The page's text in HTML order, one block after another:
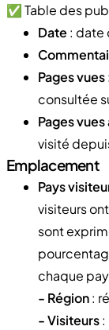
✅ Table des
Date : date
Pages vues
consultée
Pages vues
visité
Emplacement
Pays
visiteurs
sont
chaque
- Région:
- Visiteurs: